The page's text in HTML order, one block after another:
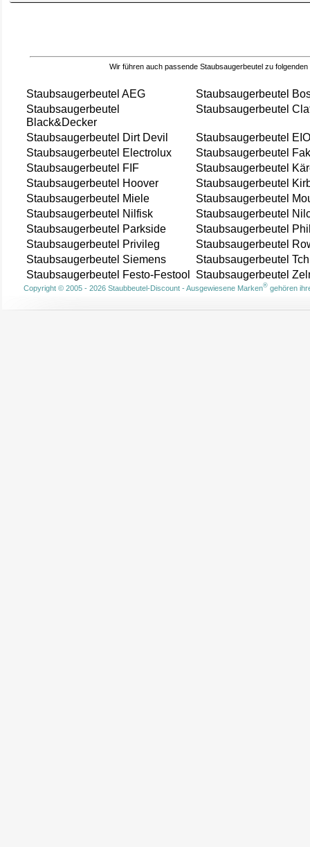
Wir führen auch passende Staubsaugerbeutel zu folgenden
Staubsaugerbeutel AEG
Staubsaugerbeutel
Staubsaugerbeutel
Black&Decker
Staubsaugerbeutel
Staubsaugerbeutel Dirt Devil
Staubsaugerbeutel
Staubsaugerbeutel Electrolux
Staubsaugerbeutel
Staubsaugerbeutel FIF
Staubsaugerbeutel
Staubsaugerbeutel Hoover
Staubsaugerbeutel
Staubsaugerbeutel Miele
Staubsaugerbeutel
Staubsaugerbeutel Nilfisk
Staubsaugerbeutel
Staubsaugerbeutel Parkside
Staubsaugerbeutel
Staubsaugerbeutel Privileg
Staubsaugerbeutel
Staubsaugerbeutel Siemens
Staubsaugerbeutel
Staubsaugerbeutel Festo-Festool
Staubsaugerbeutel
Copyright © 2005 - 2026 Staubbeutel-Discount - Ausgewiesene Marken®gehören